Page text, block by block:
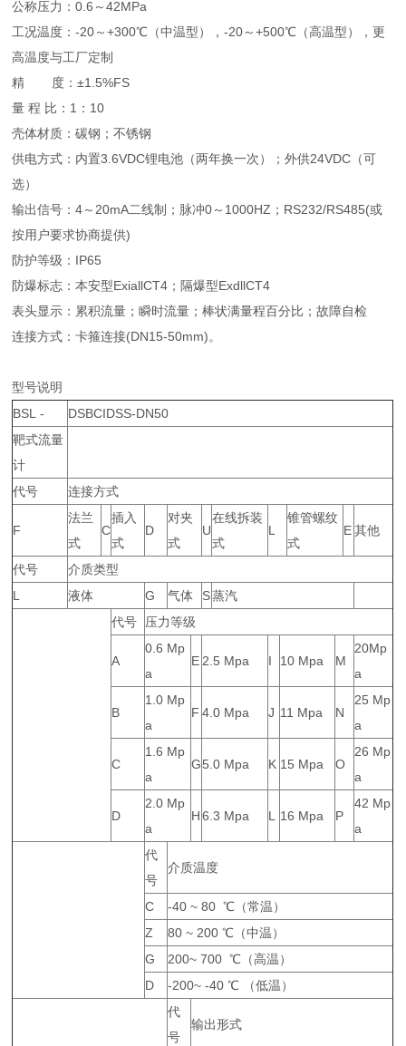
公称压力：0.6～42MPa
工况温度：-20～+300℃（中温型），-20～+500℃（高温型），更
高温度与工厂定制
精 度：±1.5%FS
量 程 比：1：10
壳体材质：碳钢；不锈钢
供电方式：内置3.6VDC锂电池（两年换一次）；外供24VDC（可
选）
输出信号：4～20mA二线制；脉冲0～1000HZ；RS232/RS485(或
按用户要求协商提供)
防护等级：IP65
防爆标志：本安型ExiallCT4；隔爆型ExdllCT4
表头显示：累积流量；瞬时流量；棒状满量程百分比；故障自检
连接方式：卡箍连接(DN15-50mm)。
型号说明
BSL -
DSBCIDSS-DN50
靶式流量
计
代号
连接方式
F
法兰
式
C
插入
式
D
对夹
式
U
在线拆装
式
L
锥管螺纹
式
E 其他
代号
介质类型
L
液体 G 气体 S蒸汽
代号
压力等级
A
0.6 Mp
a
E 2.5 Mpa I 10 Mpa M
20Mp
a
B
1.0 Mp
a
F 4.0 Mpa J 11 Mpa N
25 Mp
a
C
1.6 Mp
a
G5.0 Mpa K 15 Mpa O
26 Mp
a
D
2.0 Mp
a
H 6.3 Mpa L 16 Mpa P
42 Mp
a
代
号
介质温度
C
-40 ~ 80 ℃（常温）
Z
80 ~ 200 ℃（中温）
G
200~ 700 ℃（高温）
D
-200~ -40 ℃ （低温）
代
号
输出形式